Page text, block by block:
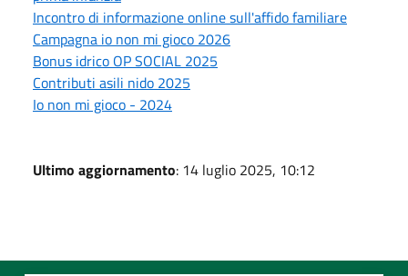
Incontro di informazione online sull'affido familiare
Campagna io non mi gioco 2026
Bonus idrico OP SOCIAL 2025
Contributi asili nido 2025
Io non mi gioco - 2024
Ultimo aggiornamento: 14 luglio 2025, 10:12